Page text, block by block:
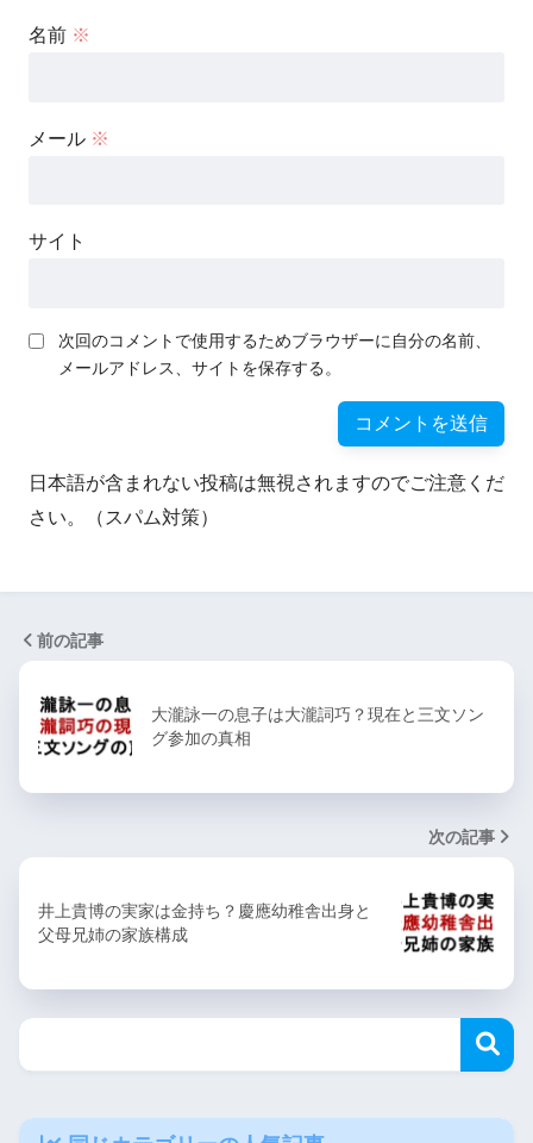
名前 ※
メール ※
サイト
次回のコメントで使用するためブラウザーに自分の名前、
メールアドレス、サイトを保存する。
日本語が含まれない投稿は無視されますのでご注意くだ
さい。（スパム対策）
前の記事
大瀧詠一の息子は大瀧詞巧？現在と三文ソン
グ参加の真相
次の記事
井上貴博の実家は金持ち？慶應幼稚舎出身と
父母兄姉の家族構成